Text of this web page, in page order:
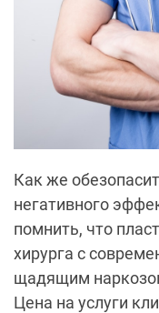
Как же
негативного
помнить, что
хирурга с
щадящим
Цена на услуги